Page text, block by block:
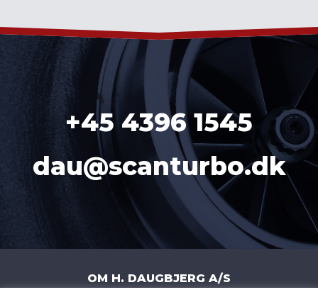
+45 4396 1545
dau@scanturbo.dk
OM H. DAUGBJERG A/S